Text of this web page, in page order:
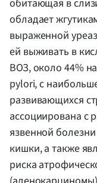
обитающая в
обладает
выраженной
ей выживать в
ВОЗ, около 44%
pylori, с
развивающихся
ассоциирована с
язвенной
кишки, а также
риска